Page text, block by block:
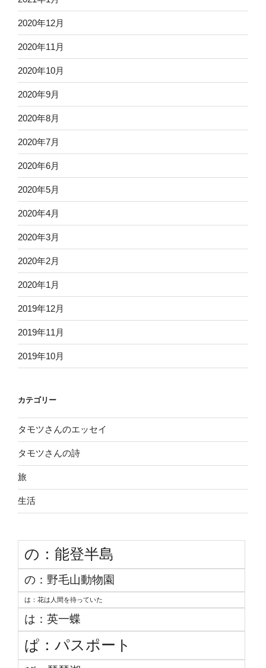
2020年12月
2020年11月
2020年10月
2020年9月
2020年8月
2020年7月
2020年6月
2020年5月
2020年4月
2020年3月
2020年2月
2020年1月
2019年12月
2019年11月
2019年10月
カテゴリー
タモツさんのエッセイ
タモツさんの詩
旅
生活
の：能登半島
の：野毛山動物園
は：花は人間を待っていた
は：英一蝶
ぱ：パスポート